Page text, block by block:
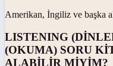
Amerikan, İngiliz ve başka
LISTENING
(OKUMA) SORU
ALABİLİR MİYİM?